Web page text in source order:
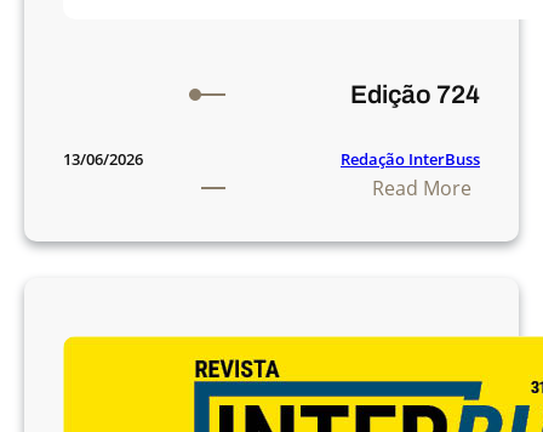
Edição 724
13/06/2026 Redação InterBuss
Read More:
d
ã
7
2